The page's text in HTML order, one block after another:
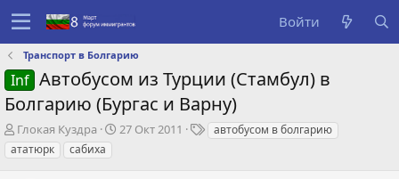
Войти
Транспорт в Болгарию
Inf Автобусом из Турции (Стамбул) в
Болгарию (Бургас и Варну)
А
в
т
Глокая Куздра
Д
27 Окт 2011
Тавтобусом в болгарию
ататюрк
сабиха